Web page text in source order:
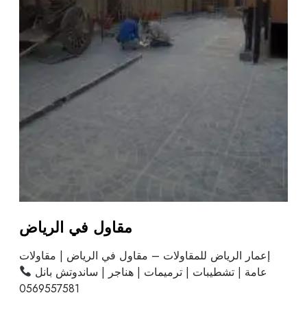
مقاول في الرياض
إعمار الرياض للمقاولات – مقاول في الرياض | مقاولات
عامة | تشطيبات | ترميمات | هناجر | ساندوتش بانل
0569557581